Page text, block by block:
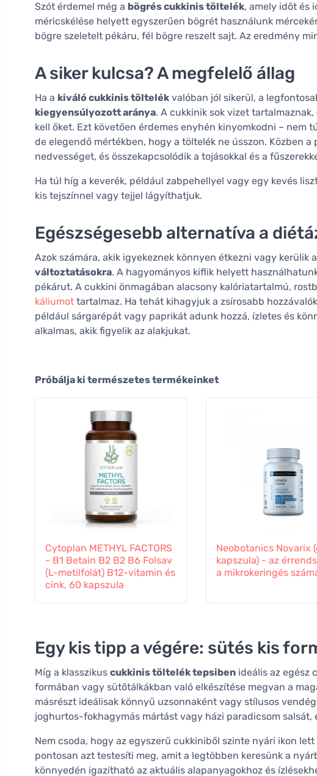
Szót érdemel még a bögrés cukkinis töltelék, amely időt és
méricskélése helyett egyszerűen bögrét használunk
bögre szeletelt pékáru, fél bögre reszelt sajt. Az eredmény
A siker kulcsa? A megfelelő állag
Ha a kiváló cukkinis töltelék valóban jól sikerül, a
kiegyensúlyozott aránya. A cukkinik sok vizet
kell őket. Ezt követően érdemes enyhén kinyomkodni – nem
de elegendő mértékben, hogy a töltelék ne ússzon. Közben
nedvességet, és összekapcsolódik a tojásokkal és a
Ha túl híg a keverék, például zabpehellyel vagy egy kevés
kis tejszínnel vagy tejjel lágyíthatjuk.
Egészségesebb alternatíva a
Azok számára, akik igyekeznek könnyen étkezni vagy kerülik
változtatásokra. A hagyományos kiflik helyett
pékárut. A cukkini önmagában alacsony kalóriatartalmú,
káliumot tartalmaz. Ha tehát kihagyjuk a zsírosabb
például sárgarépát vagy paprikát adunk hozzá, ízletes és
alkalmas, akik figyelik az alakjukat.
Próbálja ki természetes termékeinket
Cytoplan METHYL FACTORS
- B1 Betain B2 B2 B6 Folsav
(L-metilfolát) B12-vitamin és
cink, 60 kapszula
Neobotanics Novarix
kapszula) - az
a mikrokeringés
Egy kis tipp a végére: sütés kis
Míg a klasszikus cukkinis töltelék tepsiben ideális az egész
formában vagy sütőtálkákban való elkészítése megvan a
másrészt ideálisak könnyű uzsonnaként vagy stílusos
joghurtos-fokhagymás mártást vagy házi paradicsom salsát,
Nem csoda, hogy az egyszerű cukkiniből szinte nyári ikon
pontosan azt testesíti meg, amit a legtöbben keresünk a
könnyedén igazítható az aktuális alapanyagokhoz és